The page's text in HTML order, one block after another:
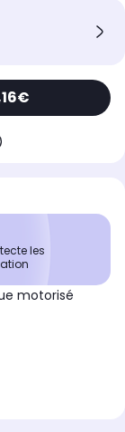
les
motorisé